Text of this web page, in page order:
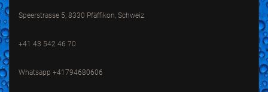
Speerstrasse 5, 8330 Pfäffikon, Schweiz
+41 43 542 46 70
Whatsapp +41794680606